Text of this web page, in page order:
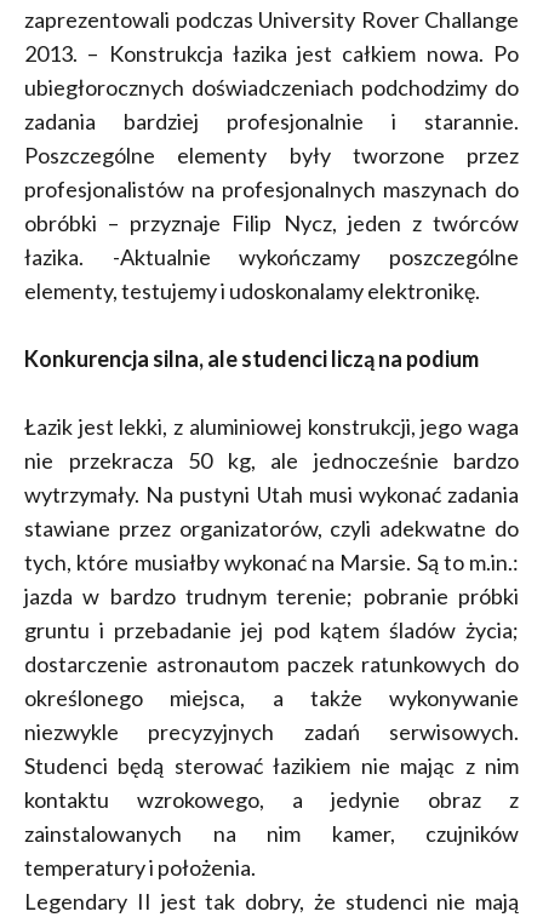
zaprezentowali podczas University Rover Challange
2013. – Konstrukcja łazika jest całkiem nowa. Po
ubiegłorocznych doświadczeniach podchodzimy do
zadania bardziej profesjonalnie i starannie.
Poszczególne elementy były tworzone przez
profesjonalistów na profesjonalnych maszynach do
obróbki – przyznaje Filip Nycz, jeden z twórców
łazika. -Aktualnie wykończamy poszczególne
elementy, testujemy i udoskonalamy elektronikę.
Konkurencja silna, ale studenci liczą na podium
Łazik jest lekki, z aluminiowej konstrukcji, jego waga
nie przekracza 50 kg, ale jednocześnie bardzo
wytrzymały. Na pustyni Utah musi wykonać zadania
stawiane przez organizatorów, czyli adekwatne do
tych, które musiałby wykonać na Marsie. Są to m.in.:
jazda w bardzo trudnym terenie; pobranie próbki
gruntu i przebadanie jej pod kątem śladów życia;
dostarczenie astronautom paczek ratunkowych do
określonego miejsca, a także wykonywanie
niezwykle precyzyjnych zadań serwisowych.
Studenci będą sterować łazikiem nie mając z nim
kontaktu wzrokowego, a jedynie obraz z
zainstalowanych na nim kamer, czujników
temperatury i położenia.
Legendary II jest tak dobry, że studenci nie mają